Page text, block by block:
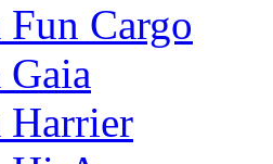
Cargo
Harrier